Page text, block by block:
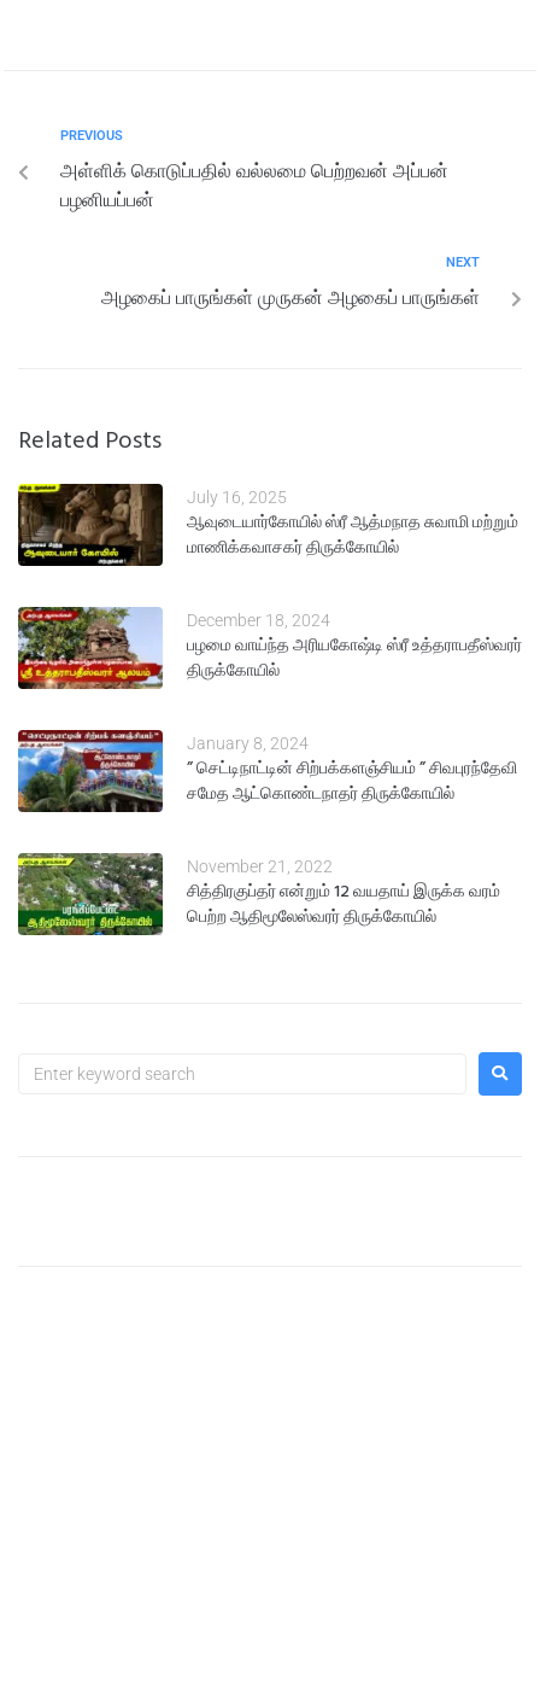
PREVIOUS
அள்ளிக் கொடுப்பதில் வல்லமை பெற்றவன் அப்பன்
பழனியப்பன்
NEXT
அழகைப் பாருங்கள் முருகன் அழகைப் பாருங்கள்
Related Posts
July 16, 2025
ஆவுடையார்கோயில் ஸ்ரீ ஆத்மநாத சுவாமி மற்றும்
மாணிக்கவாசகர் திருக்கோயில்
December 18, 2024
பழமை வாய்ந்த அரியகோஷ்டி ஸ்ரீ உத்தராபதீஸ்வரர்
திருக்கோயில்
January 8, 2024
” செட்டிநாட்டின் சிற்பக்களஞ்சியம் ” சிவபுரந்தேவி
சமேத ஆட்கொண்டநாதர் திருக்கோயில்​
November 21, 2022
சித்திரகுப்தர் என்றும் 12 வயதாய் இருக்க வரம்
பெற்ற ஆதிமூலேஸ்வரர் திருக்கோயில்